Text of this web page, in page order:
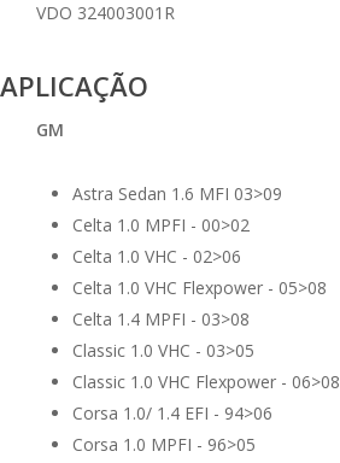
VDO 324003001R
APLICAÇÃO
GM
Astra Sedan 1.6 MFI 03>09
Celta 1.0 MPFI - 00>02
Celta 1.0 VHC - 02>06
Celta 1.0 VHC Flexpower - 05>08
Celta 1.4 MPFI - 03>08
Classic 1.0 VHC - 03>05
Classic 1.0 VHC Flexpower - 06>08
Corsa 1.0/ 1.4 EFI - 94>06
Corsa 1.0 MPFI - 96>05